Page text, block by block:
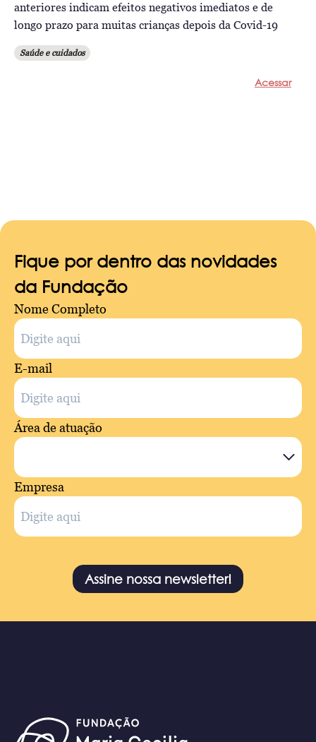
anteriores indicam efeitos negativos imediatos e de
longo prazo para muitas crianças depois da Covid-19
Saúde e cuidados
Acessar
Fique por dentro das novidades
da Fundação
Nome Completo
E-mail
Área de atuação
Empresa
Assine nossa newsletter!